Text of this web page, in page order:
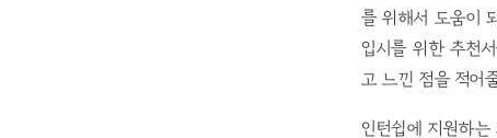
를 위해서 도움이
입시를 위한 추천
고 느낀 점을 적어
인턴쉽에 지원하